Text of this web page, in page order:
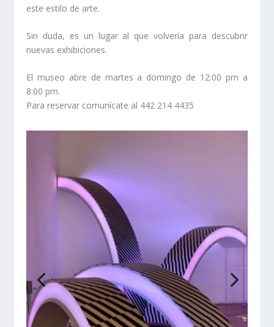
este estilo de arte.
Sin duda, es un lugar al que volvería para descubrir
nuevas exhibiciones.
El museo abre de martes a domingo de 12:00 pm a
8:00 pm.
Para reservar comunícate al 442 214 4435